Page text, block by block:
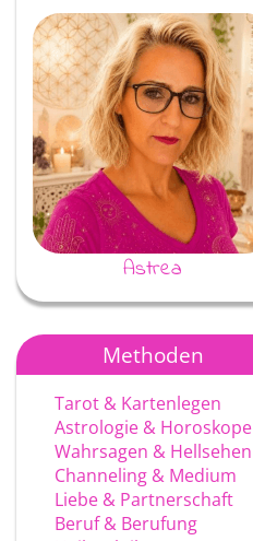
Astrea
Methoden
Tarot & Kartenlegen
Astrologie & Horoskope
Wahrsagen & Hellsehen
Channeling & Medium
Liebe & Partnerschaft
Beruf & Berufung